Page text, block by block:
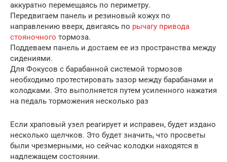
аккуратно перемещаясь по периметру.
Передвигаем панель и резиновый кожух по
направлению вверх, двигаясь по рычагу привода
стояночного тормоза.
Поддеваем панель и достаем ее из пространства между
сидениями.
Для Фокусов с барабанной системой тормозов
необходимо протестировать зазор между барабанами и
колодками. Это выполняется путем усиленного нажатия
на педаль торможения несколько раз
Если храповый узел реагирует и исправен, будет издано
несколько щелчков. Это будет значить, что просветы
были чрезмерными, но сейчас колодки находятся в
надлежащем состоянии.